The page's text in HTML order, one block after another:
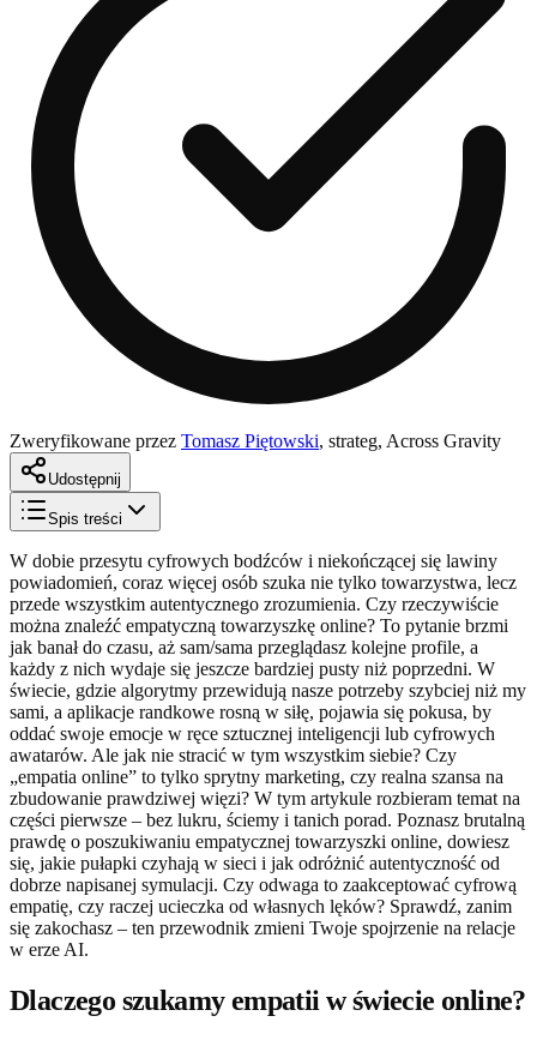
Zweryfikowane przez Tomasz Piętowski, strateg, Across Gravity
Udostępnij
Spis treści
W dobie przesytu cyfrowych bodźców i niekończącej się lawiny
powiadomień, coraz więcej osób szuka nie tylko towarzystwa, lecz
przede wszystkim autentycznego zrozumienia. Czy rzeczywiście
można znaleźć empatyczną towarzyszkę online? To pytanie brzmi
jak banał do czasu, aż sam/sama przeglądasz kolejne profile, a
każdy z nich wydaje się jeszcze bardziej pusty niż poprzedni. W
świecie, gdzie algorytmy przewidują nasze potrzeby szybciej niż my
sami, a aplikacje randkowe rosną w siłę, pojawia się pokusa, by
oddać swoje emocje w ręce sztucznej inteligencji lub cyfrowych
awatarów. Ale jak nie stracić w tym wszystkim siebie? Czy
„empatia online” to tylko sprytny marketing, czy realna szansa na
zbudowanie prawdziwej więzi? W tym artykule rozbieram temat na
części pierwsze – bez lukru, ściemy i tanich porad. Poznasz brutalną
prawdę o poszukiwaniu empatycznej towarzyszki online, dowiesz
się, jakie pułapki czyhają w sieci i jak odróżnić autentyczność od
dobrze napisanej symulacji. Czy odwaga to zaakceptować cyfrową
empatię, czy raczej ucieczka od własnych lęków? Sprawdź, zanim
się zakochasz – ten przewodnik zmieni Twoje spojrzenie na relacje
w erze AI.
Dlaczego szukamy empatii w świecie online?